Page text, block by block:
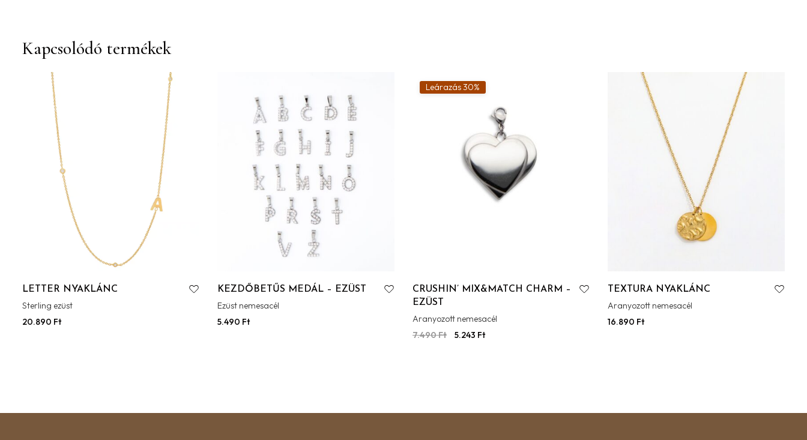
Kapcsolódó termékek
LETTER NYAKLÁNC
Sterling ezüst
20.890 Ft
KEZDŐBETŰS MEDÁL – EZÜST
Ezüst nemesacél
5.490 Ft
Leárazás 30%
CRUSHIN’ MIX&MATCH CHARM –
EZÜST
Aranyozott nemesacél
7.490Ft 5.243 Ft
TEXTURA NYAKLÁNC
Aranyozott nemesacél
16.890 Ft